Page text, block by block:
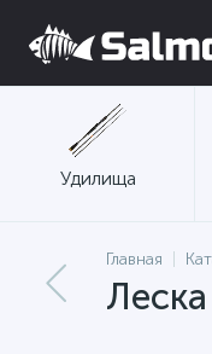
Удилища
Главная